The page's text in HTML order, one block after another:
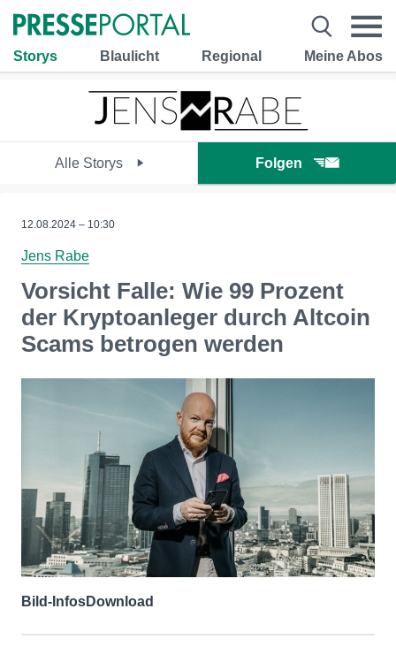
Storys Blaulicht Regional Meine Abos
Alle Storys Folgen
12.08.2024 – 10:30
Jens Rabe
Vorsicht Falle: Wie 99 Prozent
der Kryptoanleger durch Altcoin
Scams betrogen werden
Bild-InfosDownload